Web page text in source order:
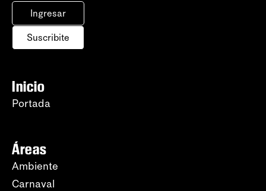
Ingresar
Suscribite
Inicio
Portada
Áreas
Ambiente
Carnaval